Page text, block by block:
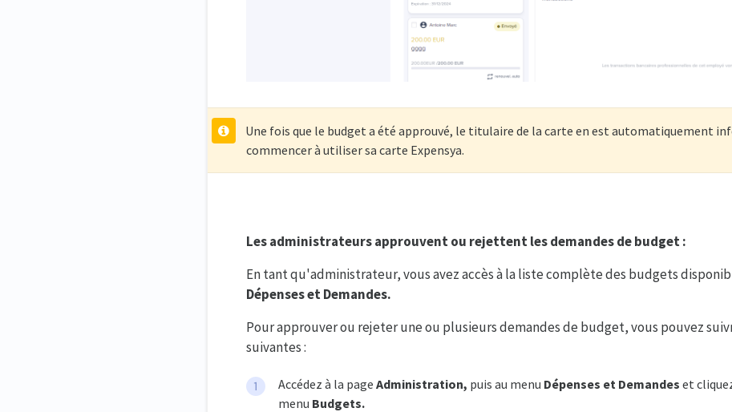
Une fois que le budget a été approuvé, le titulaire de la carte en est automatiquement
commencer à utiliser sa carte Expensya.
Les administrateurs approuvent ou rejettent les demandes de budget :
En tant qu'administrateur, vous avez accès à la liste complète des budgets
Dépenses et Demandes.
Pour approuver ou rejeter une ou plusieurs demandes de budget, vous pouvez
suivantes :
Accédez à la page Administration, puis au menu Dépenses et Demandes et
menu Budgets.